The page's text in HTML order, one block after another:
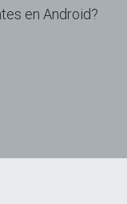
en Android?